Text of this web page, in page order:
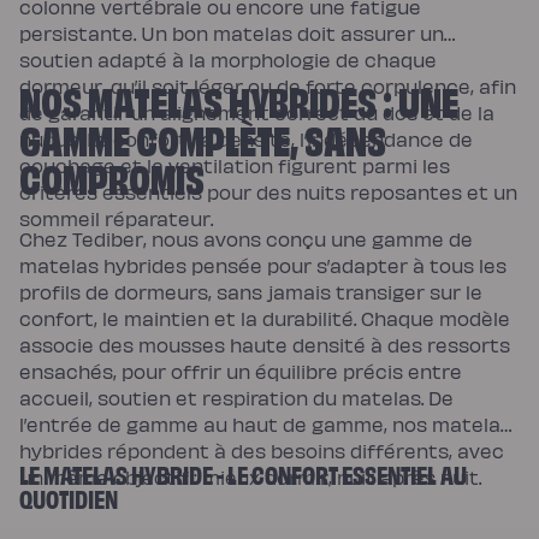
colonne vertébrale ou encore une fatigue
persistante. Un bon matelas doit assurer un
soutien adapté à la morphologie de chaque
dormeur, qu’il soit léger ou de forte corpulence, afin
de garantir un alignement correct du dos et de la
nuque. Le confort, la densité, l’indépendance de
couchage et la ventilation figurent parmi les
critères essentiels pour des nuits reposantes et un
sommeil réparateur.
NOS MATELAS HYBRIDES : UNE
GAMME COMPLÈTE, SANS
COMPROMIS
Chez Tediber, nous avons conçu une gamme de
matelas hybrides pensée pour s’adapter à tous les
profils de dormeurs, sans jamais transiger sur le
confort, le maintien et la durabilité. Chaque modèle
associe des mousses haute densité à des ressorts
ensachés, pour offrir un équilibre précis entre
accueil, soutien et respiration du matelas. De
l’entrée de gamme au haut de gamme, nos matelas
hybrides répondent à des besoins différents, avec
un même objectif : mieux dormir, nuit après nuit.
LE MATELAS HYBRIDE - LE CONFORT ESSENTIEL AU
QUOTIDIEN